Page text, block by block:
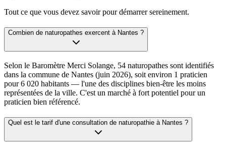
Tout ce que vous devez savoir pour démarrer sereinement.
Combien de naturopathes exercent à Nantes ?
Selon le Baromètre Merci Solange, 54 naturopathes sont identifiés
dans la commune de Nantes (juin 2026), soit environ 1 praticien
pour 6 020 habitants — l'une des disciplines bien-être les moins
représentées de la ville. C'est un marché à fort potentiel pour un
praticien bien référencé.
Quel est le tarif d'une consultation de naturopathie à Nantes ?